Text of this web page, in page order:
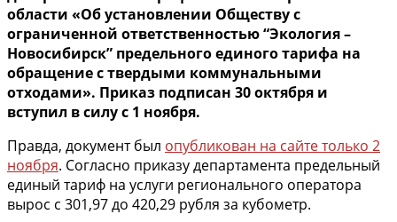
области «Об установлении Обществу с
ограниченной ответственностью “Экология –
Новосибирск” предельного единого тарифа на
обращение с твердыми коммунальными
отходами». Приказ подписан 30 октября и
вступил в силу с 1 ноября.
Правда, документ был опубликован на сайте только 2
ноября. Согласно приказу департамента предельный
единый тариф на услуги регионального оператора
вырос с 301,97 до 420,29 рубля за кубометр.